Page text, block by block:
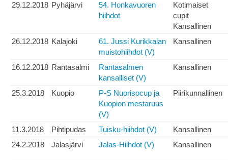
29.12.2018 Pyhäjärvi
54. Honkavuoren
hiihdot
Kotimaiset
cupit
Kansallinen
26.12.2018 Kalajoki
61. Jussi Kurikkalan
muistohiihdot (V)
Kansallinen
16.12.2018 Rantasalmi
Rantasalmen
kansalliset (V)
Kansallinen
25.3.2018 Kuopio
P-S Nuorisocup ja
Kuopion mestaruus
(V)
Piirikunnallinen
11.3.2018 Pihtipudas Tuisku-hiihdot (V)
Kansallinen
24.2.2018
Jalasjärvi Jalas-Hiihdot (V) Kansallinen